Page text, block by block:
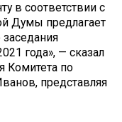
в соответствии с
Думы предлагает
года», — сказал
Комитета по
представляя